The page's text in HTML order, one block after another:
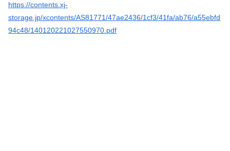
https://contents.xj-
storage.jp/xcontents/AS81771/47ae2436/1cf3/41fa/ab76/a55ebfd
94c48/140120221027550970.pdf